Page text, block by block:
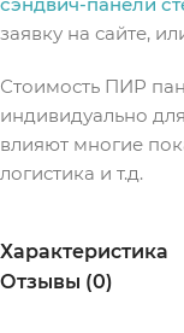
сэндвич-панели
заявку на сайте,
Стоимость ПИР
индивидуально
влияют многие
логистика и т.д.
Характеристика
Отзывы (0)